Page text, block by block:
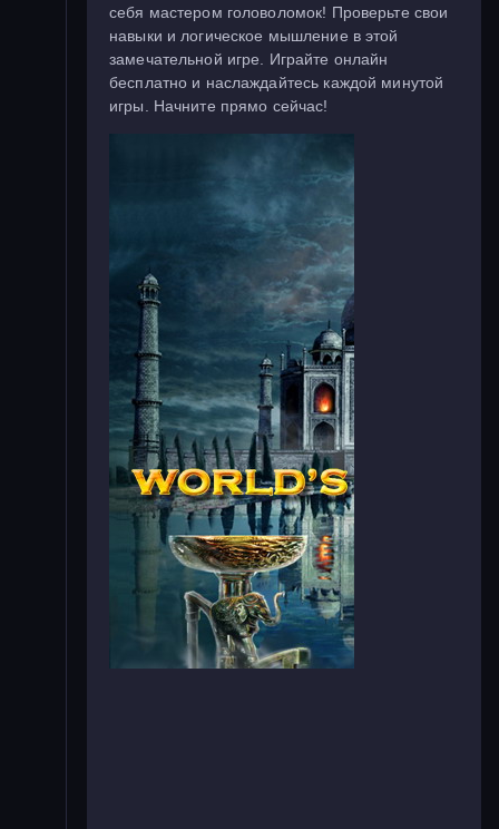
себя мастером головоломок! Проверьте свои
навыки и логическое мышление в этой
замечательной игре. Играйте онлайн
бесплатно и наслаждайтесь каждой минутой
игры. Начните прямо сейчас!